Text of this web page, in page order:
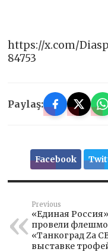
https://x.com/
84753
Paylaş:
Facebook
Previous
«Единая
провели
«Танкоград Zа
выставке